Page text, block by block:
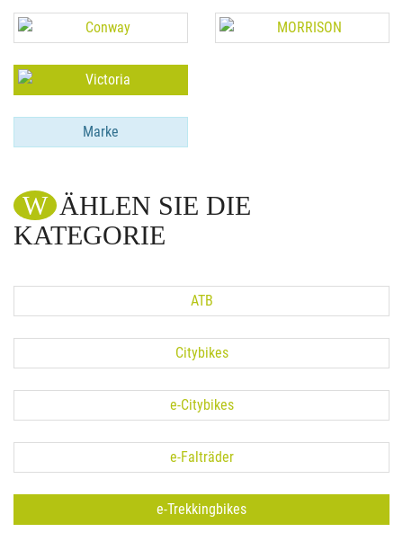
Marke
WÄHLEN SIE DIE
KATEGORIE
ATB
Citybikes
e-Citybikes
e-Falträder
e-Trekkingbikes